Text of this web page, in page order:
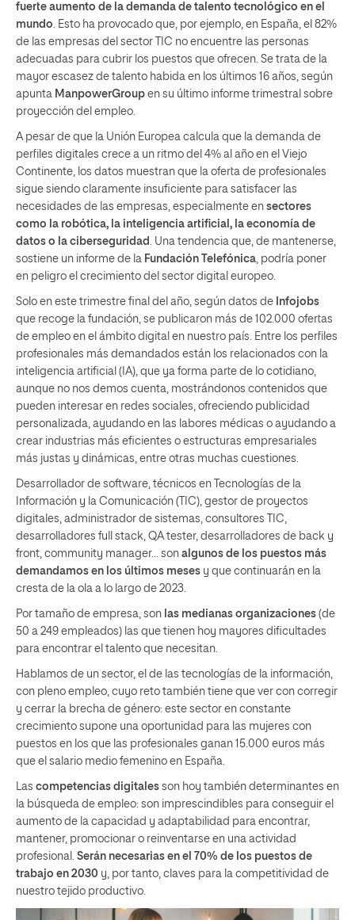
fuerte aumento de la demanda de talento tecnológico en el
mundo . Esto ha provocado que, por ejemplo, en España, el 82%
de las empresas del sector TIC no encuentre las personas
adecuadas para cubrir los puestos que ofrecen. Se trata de la
mayor escasez de talento habida en los últimos 16 años, según
apunta ManpowerGroup en su último informe trimestral sobre
proyección del empleo.
A pesar de que la Unión Europea calcula que la demanda de
perfiles digitales crece a un ritmo del 4% al año en el Viejo
Continente, los datos muestran que la oferta de profesionales
sigue siendo claramente insuficiente para satisfacer las
necesidades de las empresas, especialmente en sectores
como la robótica, la inteligencia artificial, la economía de
datos o la ciberseguridad
. Una tendencia que, de mantenerse,
sostiene un informe de la Fundación Telefónica , podría poner
en peligro el crecimiento del sector digital europeo.
Solo en este trimestre final del año, según datos de Infojobs
que recoge la fundación, se publicaron más de 102.000 ofertas
de empleo en el ámbito digital en nuestro país. Entre los perfiles
profesionales más demandados están los relacionados con la
inteligencia artificial (IA), que ya forma parte de lo cotidiano,
aunque no nos demos cuenta, mostrándonos contenidos que
pueden interesar en redes sociales, ofreciendo publicidad
personalizada, ayudando en las labores médicas o ayudando a
crear industrias más eficientes o estructuras empresariales
más justas y dinámicas, entre otras muchas cuestiones.
Desarrollador de software, técnicos en Tecnologías de la
Información y la Comunicación (TIC), gestor de proyectos
digitales, administrador de sistemas, consultores TIC,
desarrolladores full stack, QA tester, desarrolladores de back y
front, community manager… son algunos de los puestos más
demandamos en los últimos meses y que continuarán en la
cresta de la ola a lo largo de 2023.
Por tamaño de empresa, son las medianas organizaciones (de
50 a 249 empleados) las que tienen hoy mayores dificultades
para encontrar el talento que necesitan.
Hablamos de un sector, el de las tecnologías de la información,
con pleno empleo, cuyo reto también tiene que ver con corregir
y cerrar la brecha de género: este sector en constante
crecimiento supone una oportunidad para las mujeres con
puestos en los que las profesionales ganan 15.000 euros más
que el salario medio femenino en España.
Las competencias digitales son hoy también determinantes en
la búsqueda de empleo: son imprescindibles para conseguir el
aumento de la capacidad y adaptabilidad para encontrar,
mantener, promocionar o reinventarse en una actividad
profesional. Serán necesarias en el 70% de los puestos de
trabajo en 2030 y, por tanto, claves para la competitividad de
nuestro tejido productivo.